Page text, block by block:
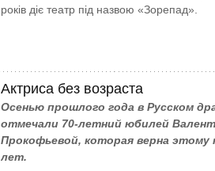
років діє театр під назвою «Зорепад».
Актриса без возраста
Осенью прошлого года в Русском
отмечали 70-летний юбилей
Прокофьевой, которая верна этому
лет.